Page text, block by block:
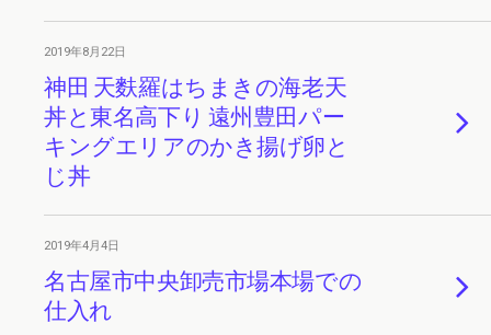
2019年8月22日
神田 天麩羅はちまきの海老天
丼と東名高下り 遠州豊田パー
キングエリアのかき揚げ卵と
じ丼
2019年4月4日
名古屋市中央卸売市場本場での
仕入れ